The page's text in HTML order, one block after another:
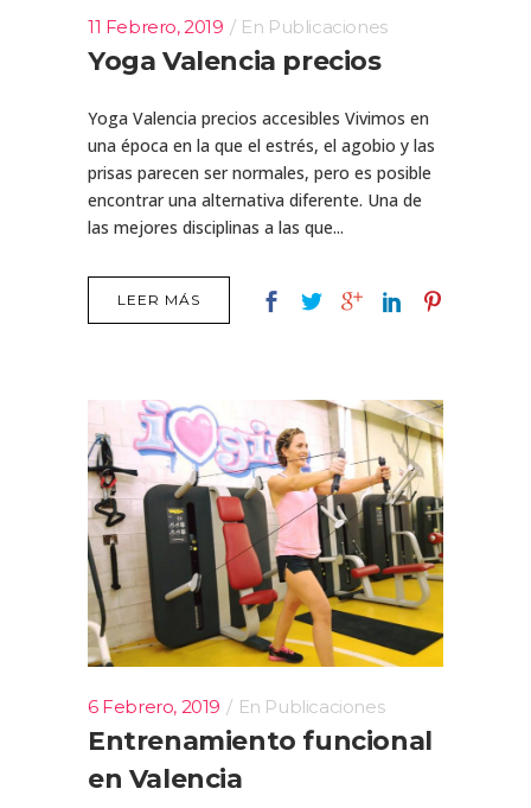
11 Febrero, 2019 En Publicaciones
Yoga Valencia precios
Yoga Valencia precios accesibles Vivimos en
una época en la que el estrés, el agobio y las
prisas parecen ser normales, pero es posible
encontrar una alternativa diferente. Una de
las mejores disciplinas a las que...
LEER MÁS
6 Febrero, 2019 En Publicaciones
Entrenamiento funcional
en Valencia